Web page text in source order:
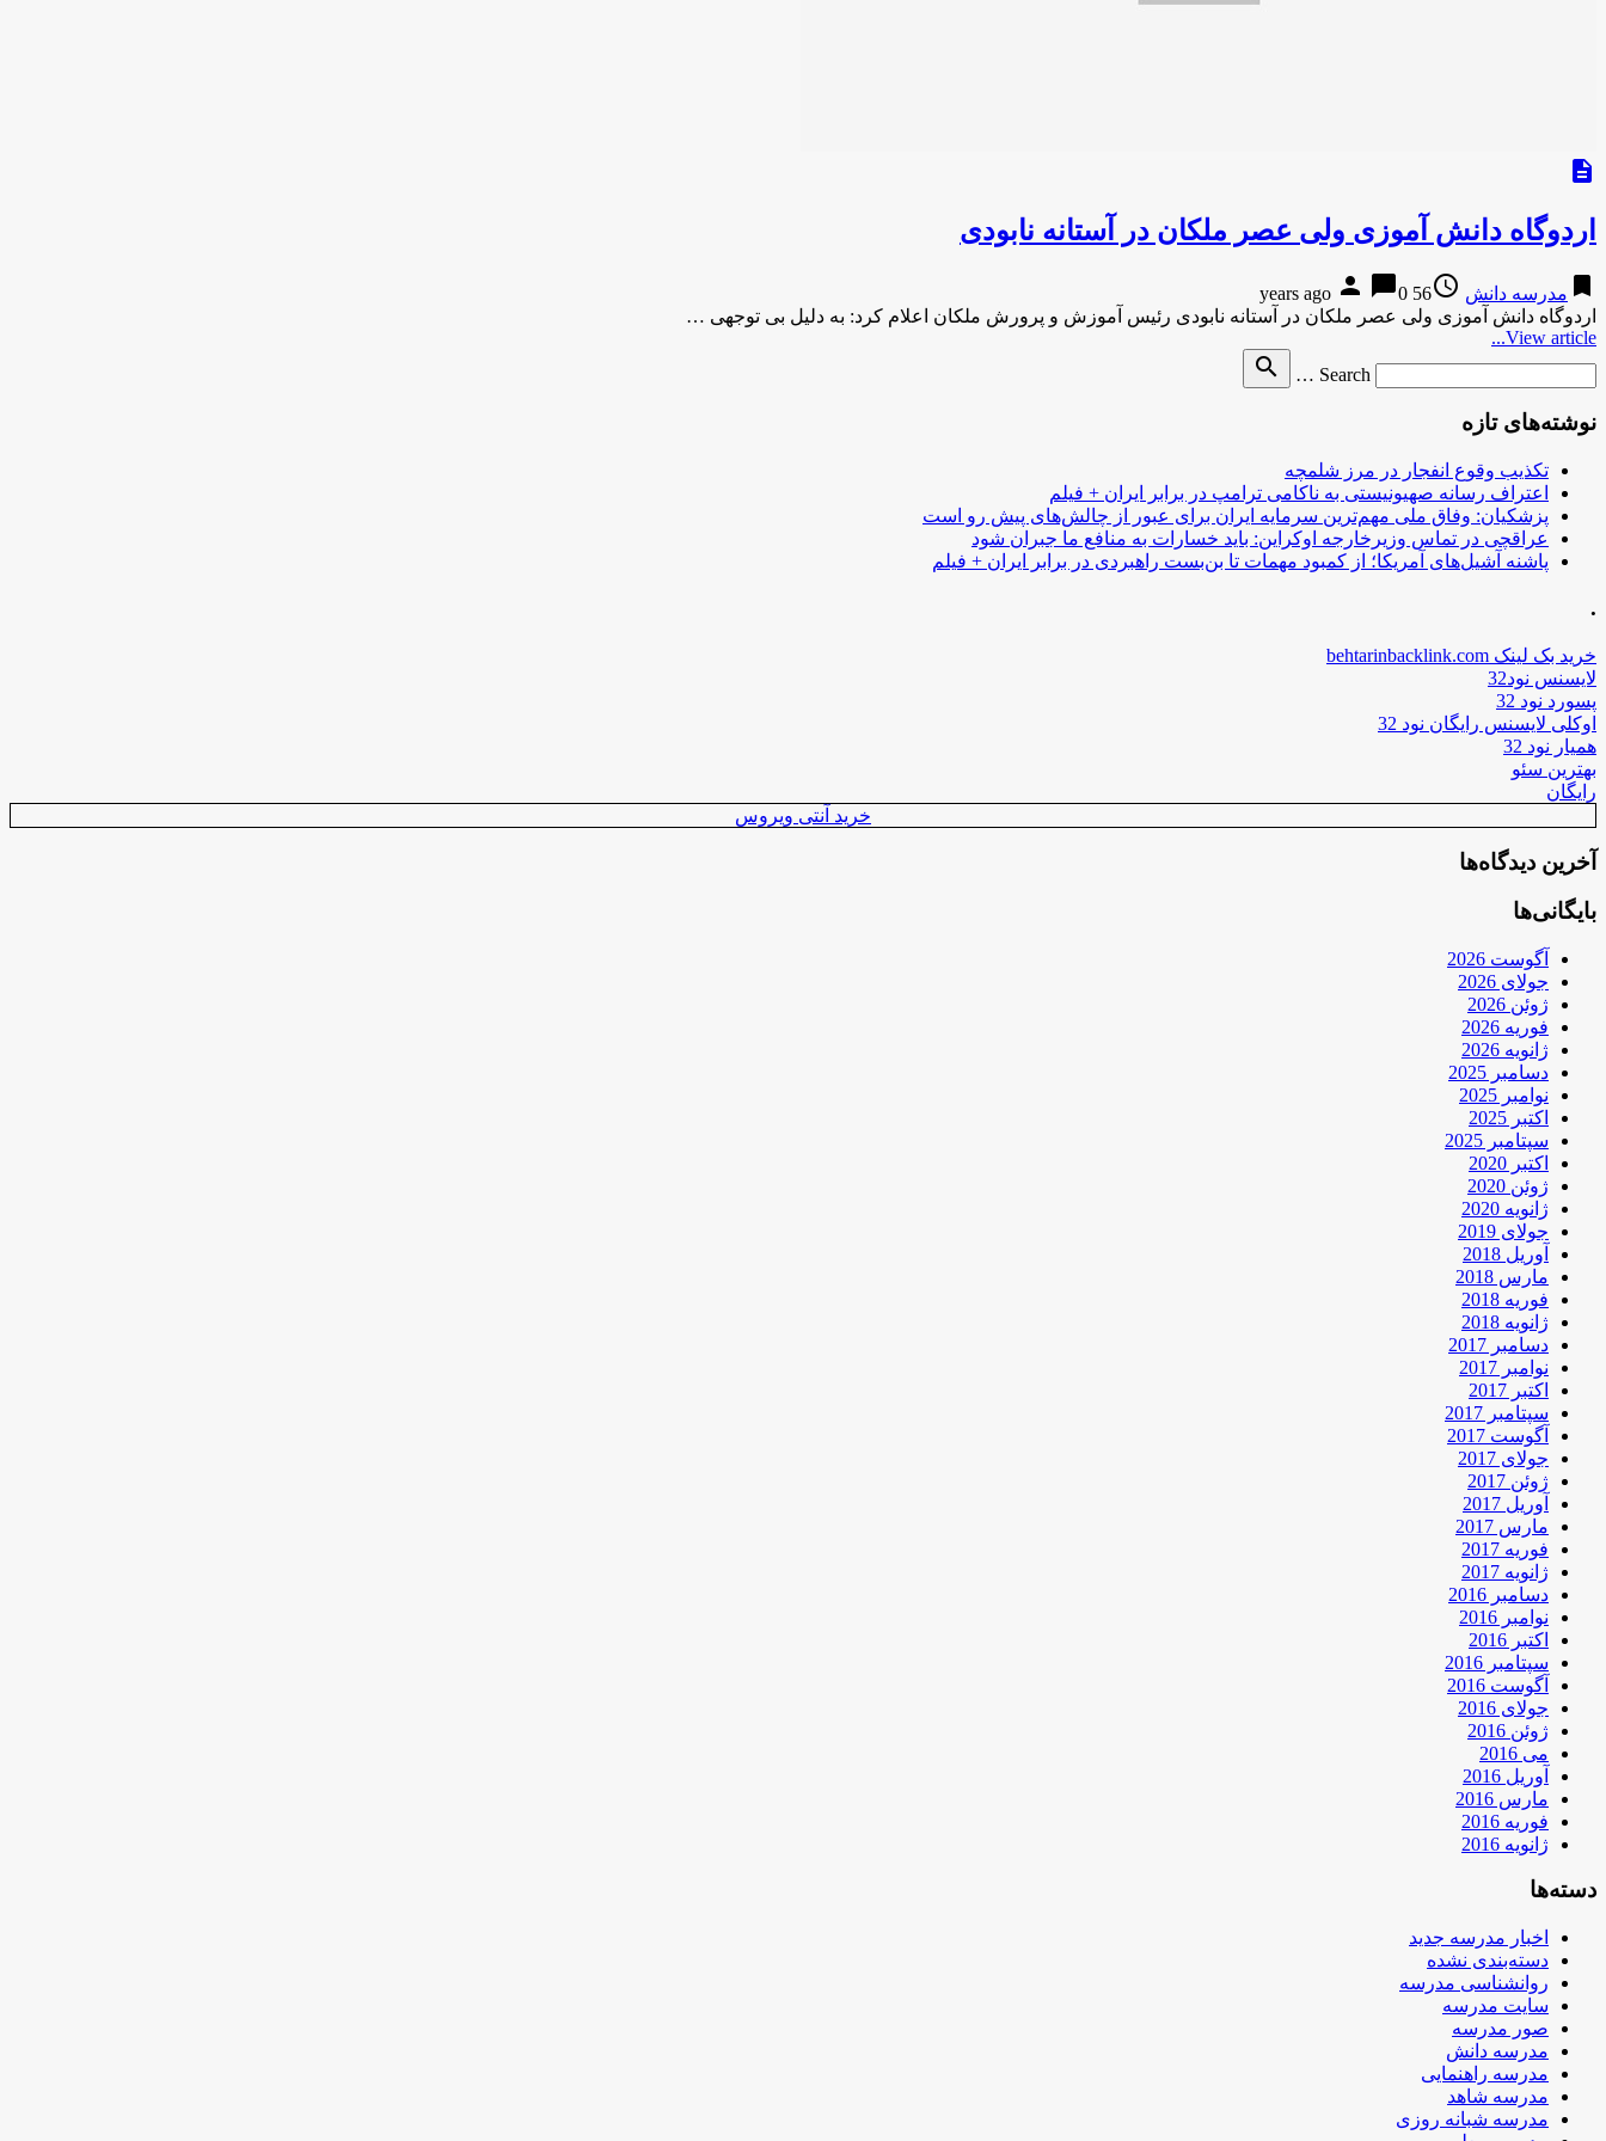
description
اردوگاه دانش آموزی ولی عصر ملکان در آستانه نابودی
bookmark مدرسه دانش access_time
56 years ago
person chat_bubble0
اردوگاه دانش آموزی ولی عصر ملکان در آستانه نابودی رئیس آموزش و پرورش ملکان اعلام کرد: به دلیل بی توجهی …
View article...
Search …
search
نوشته‌های تازه
تکذیب وقوع انفجار در مرز شلمچه
اعتراف رسانه صهیونیستی به ناکامی ترامپ در برابر ایران + فیلم
پزشکیان: وفاق ملی مهم‌ترین سرمایه ایران برای عبور از چالش‌های پیش رو است
عراقچی در تماس وزیرخارجه اوکراین: باید خسارات به منافع ما جبران شود
پاشنه آشیل‌های آمریکا؛ از کمبود مهمات تا بن‌بست راهبردی در برابر ایران + فیلم
.
خرید بک لینک behtarinbacklink.com
لایسنس نود32
پسورد نود 32
اوکلی لایسنس رایگان نود 32
همیار نود 32
بهترین سئو
رایگان
خرید آنتی ویروس
آخرین دیدگاه‌ها
بایگانی‌ها
آگوست 2026
جولای 2026
ژوئن 2026
فوریه 2026
ژانویه 2026
دسامبر 2025
نوامبر 2025
اکتبر 2025
سپتامبر 2025
اکتبر 2020
ژوئن 2020
ژانویه 2020
جولای 2019
آوریل 2018
مارس 2018
فوریه 2018
ژانویه 2018
دسامبر 2017
نوامبر 2017
اکتبر 2017
سپتامبر 2017
آگوست 2017
جولای 2017
ژوئن 2017
آوریل 2017
مارس 2017
فوریه 2017
ژانویه 2017
دسامبر 2016
نوامبر 2016
اکتبر 2016
سپتامبر 2016
آگوست 2016
جولای 2016
ژوئن 2016
می 2016
آوریل 2016
مارس 2016
فوریه 2016
ژانویه 2016
دسته‌ها
اخبار مدرسه جدید
دسته‌بندی نشده
روانشناسی مدرسه
سایت مدرسه
صور مدرسه
مدرسه دانش
مدرسه راهنمایی
مدرسه شاهد
مدرسه شبانه روزی